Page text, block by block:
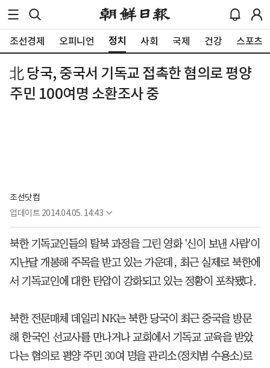
조선경제 오피니언 정치 사회 국제 건강 스포츠
北 당국, 중국서 기독교 접촉한 혐의로 평양
주민 100여명 소환조사 중
조선닷컴
업데이트 2014.04.05. 14:43
북한 기독교인들의 탈북 과정을 그린 영화 '신이 보낸 사람'이
지난달 개봉해 주목을 받고 있는 가운데, 최근 실제로 북한에
서 기독교인에 대한 탄압이 강화되고 있는 정황이 포착됐다.
북한 전문매체 데일리 NK는 북한 당국이 최근 중국을 방문
해 한국인 선교사를 만나거나 교회에서 기독교 교육을 받았
다는 혐의로 평양 주민 30여 명을 관리소(정치범 수용소)로